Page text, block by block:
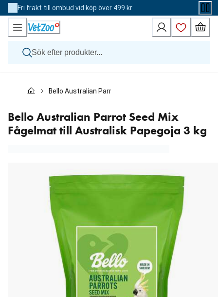
Skip
to
Content
Fri frakt till ombud vid köp över 499 kr
Katt
Veterinärfoder
Varumärken
Nyheter
Bello Australian Parrot Seed Mix Fågelmat till
Bello Australian Parrot Seed Mix
Fågelmat till Australisk Papegoja 3 kg